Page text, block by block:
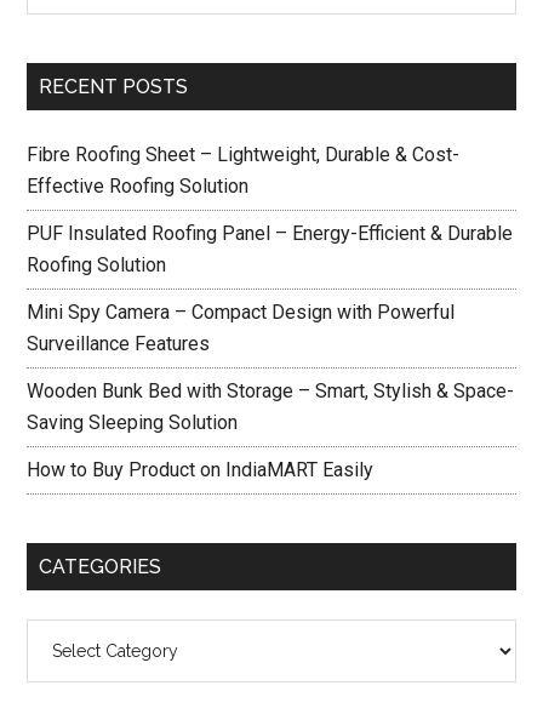
RECENT POSTS
Fibre Roofing Sheet – Lightweight, Durable & Cost-
Effective Roofing Solution
PUF Insulated Roofing Panel – Energy-Efficient & Durable
Roofing Solution
Mini Spy Camera – Compact Design with Powerful
Surveillance Features
Wooden Bunk Bed with Storage – Smart, Stylish & Space-
Saving Sleeping Solution
How to Buy Product on IndiaMART Easily
CATEGORIES